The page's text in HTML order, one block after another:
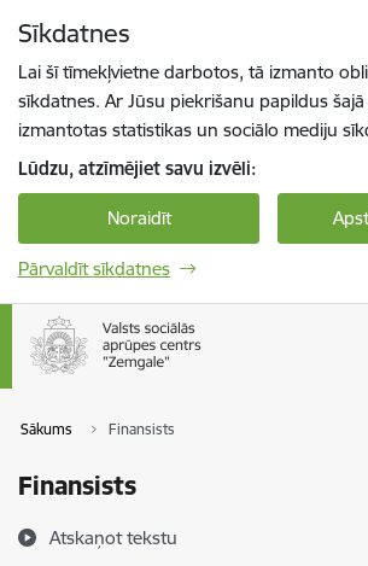
Sīkdatnes
Lai šī tīmekļvietne darbotos, tā izmanto
sīkdatnes. Ar Jūsu piekrišanu papildus
izmantotas statistikas un sociālo mediju
Lūdzu, atzīmējiet savu izvēli:
Noraidīt
Pārvaldīt sīkdatnes
Sākums Finansists
Finansists
Atskaņot tekstu